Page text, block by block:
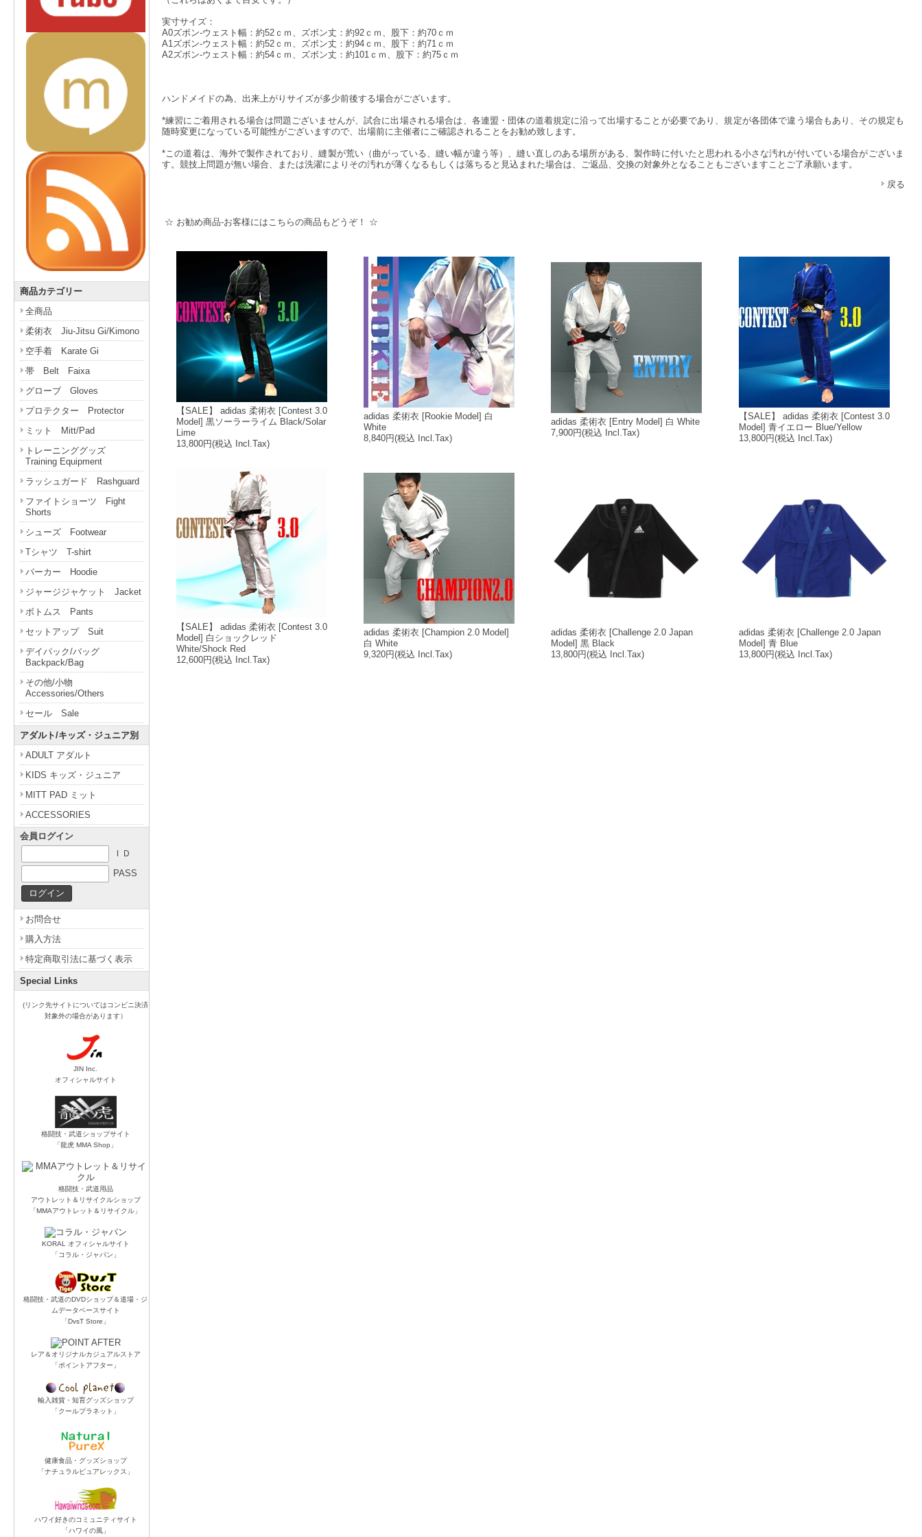
実寸サイズ：
A0ズボン-ウェスト幅：約52ｃｍ、ズボン丈：約92ｃｍ、股下：約70ｃｍ
A1ズボン-ウェスト幅：約52ｃｍ、ズボン丈：約94ｃｍ、股下：約71ｃｍ
A2ズボン-ウェスト幅：約54ｃｍ、ズボン丈：約101ｃｍ、股下：約75ｃｍ
ハンドメイドの為、出来上がりサイズが多少前後する場合がございます。
*練習にご着用される場合は問題ございませんが、試合に出場される場合は、各連盟・団体の道着規定に沿って出場することが必要であり、規定が各団体で違う場合もあり、その規定も
随時変更になっている可能性がございますので、出場前に主催者にご確認されることをお勧め致します。
*この道着は、海外で製作されており、縫製が荒い（曲がっている、縫い幅が違う等）、縫い直しのある場所がある、製作時に付いたと思われる小さな汚れが付いている場合がございま
す。競技上問題が無い場合、または洗濯によりその汚れが薄くなるもしくは落ちると見込まれた場合は、ご返品、交換の対象外となることもございますことご了承願います。
戻る
☆ お勧め商品-お客様にはこちらの商品もどうぞ！ ☆
【SALE】 adidas 柔術衣 [Contest 3.0
Model] 黒ソーラーライム Black/Solar
Lime
13,800円(税込 Incl.Tax)
adidas 柔術衣 [Rookie Model] 白
White
8,840円(税込 Incl.Tax)
adidas 柔術衣 [Entry Model] 白 White
7,900円(税込 Incl.Tax)
【SALE】 adidas 柔術衣 [Contest 3.0
Model] 青イエロー Blue/Yellow
13,800円(税込 Incl.Tax)
【SALE】 adidas 柔術衣 [Contest 3.0
Model] 白ショックレッド
White/Shock Red
12,600円(税込 Incl.Tax)
adidas 柔術衣 [Champion 2.0 Model]
白 White
9,320円(税込 Incl.Tax)
adidas 柔術衣 [Challenge 2.0 Japan
Model] 黒 Black
13,800円(税込 Incl.Tax)
adidas 柔術衣 [Challenge 2.0 Japan
Model] 青 Blue
13,800円(税込 Incl.Tax)
商品カテゴリー
全商品
柔術衣 Jiu-Jitsu Gi/Kimono
空手着 Karate Gi
帯 Belt Faixa
グローブ Gloves
プロテクター Protector
ミット Mitt/Pad
トレーニンググッズ
Training Equipment
ラッシュガード Rashguard
ファイトショーツ Fight
Shorts
シューズ Footwear
Tシャツ T-shirt
パーカー Hoodie
ジャージジャケット Jacket
ボトムス Pants
セットアップ Suit
デイパック/バッグ
Backpack/Bag
その他/小物
Accessories/Others
セール Sale
アダルト/キッズ・ジュニア別
ADULT アダルト
KIDS キッズ・ジュニア
MITT PAD ミット
ACCESSORIES
会員ログイン
ＩＤ
PASS
お問合せ
購入方法
特定商取引法に基づく表示
Special Links
(リンク先サイトについてはコンビニ決済
対象外の場合があります）
JIN Inc.
オフィシャルサイト
格闘技・武道ショップサイト
「龍虎 MMA Shop」
格闘技・武道用品
アウトレット＆リサイクルショップ
「MMAアウトレット＆リサイクル」
KORAL オフィシャルサイト
「コラル・ジャパン」
格闘技・武道のDVDショップ＆道場・ジ
ムデータベースサイト
「DvsT Store」
レア＆オリジナルカジュアルストア
「ポイントアフター」
輸入雑貨・知育グッズショップ
「クールプラネット」
健康食品・グッズショップ
「ナチュラルピュアレックス」
ハワイ好きのコミュニティサイト
「ハワイの風」